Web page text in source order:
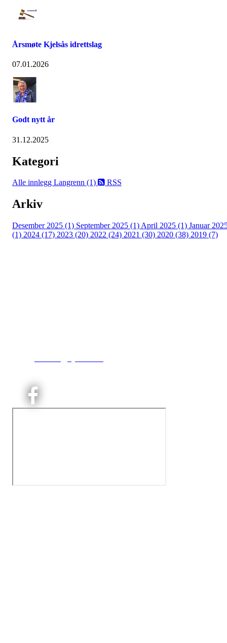
Årsmøte Kjelsås idrettslag
07.01.2026
Godt nytt år
31.12.2025
Kategori
Alle innlegg Langrenn (1) RSS
Arkiv
Desember 2025 (1) September 2025 (1) April 2025 (1) Januar
(1) 2024 (17) 2023 (20) 2022 (24) 2021 (30) 2020 (38) 2019 (7)